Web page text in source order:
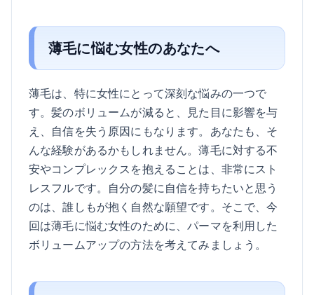
薄毛に悩む女性のあなたへ
薄毛は、特に女性にとって深刻な悩みの一つで
す。髪のボリュームが減ると、見た目に影響を与
え、自信を失う原因にもなります。あなたも、そ
んな経験があるかもしれません。薄毛に対する不
安やコンプレックスを抱えることは、非常にスト
レスフルです。自分の髪に自信を持ちたいと思う
のは、誰しもが抱く自然な願望です。そこで、今
回は薄毛に悩む女性のために、パーマを利用した
ボリュームアップの方法を考えてみましょう。